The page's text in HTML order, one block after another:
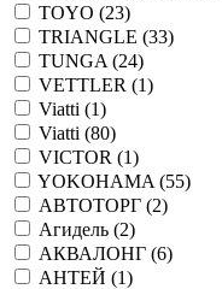
TOYO (23)
TRIANGLE (33)
TUNGA (24)
VETTLER (1)
Viatti (1)
Viatti (80)
VICTOR (1)
YOKOHAMA (55)
АВТОТОРГ (2)
Агидель (2)
АКВАЛОНГ (6)
АНТЕЙ (1)